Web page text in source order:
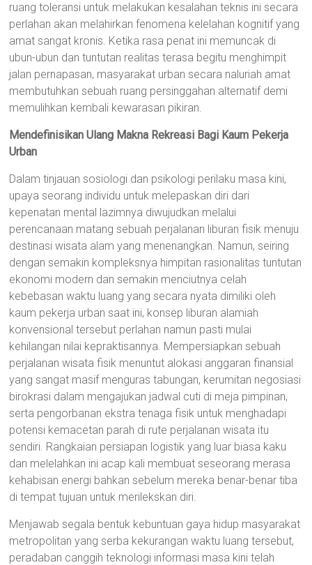
ruang toleransi untuk melakukan kesalahan teknis ini secara
perlahan akan melahirkan fenomena kelelahan kognitif yang
amat sangat kronis. Ketika rasa penat ini memuncak di
ubun-ubun dan tuntutan realitas terasa begitu menghimpit
jalan pernapasan, masyarakat urban secara naluriah amat
membutuhkan sebuah ruang persinggahan alternatif demi
memulihkan kembali kewarasan pikiran.
Mendefinisikan Ulang Makna Rekreasi Bagi Kaum Pekerja
Urban
Dalam tinjauan sosiologi dan psikologi perilaku masa kini,
upaya seorang individu untuk melepaskan diri dari
kepenatan mental lazimnya diwujudkan melalui
perencanaan matang sebuah perjalanan liburan fisik menuju
destinasi wisata alam yang menenangkan. Namun, seiring
dengan semakin kompleksnya himpitan rasionalitas tuntutan
ekonomi modern dan semakin menciutnya celah
kebebasan waktu luang yang secara nyata dimiliki oleh
kaum pekerja urban saat ini, konsep liburan alamiah
konvensional tersebut perlahan namun pasti mulai
kehilangan nilai kepraktisannya. Mempersiapkan sebuah
perjalanan wisata fisik menuntut alokasi anggaran finansial
yang sangat masif menguras tabungan, kerumitan negosiasi
birokrasi dalam mengajukan jadwal cuti di meja pimpinan,
serta pengorbanan ekstra tenaga fisik untuk menghadapi
potensi kemacetan parah di rute perjalanan wisata itu
sendiri. Rangkaian persiapan logistik yang luar biasa kaku
dan melelahkan ini acap kali membuat seseorang merasa
kehabisan energi bahkan sebelum mereka benar-benar tiba
di tempat tujuan untuk merilekskan diri.
Menjawab segala bentuk kebuntuan gaya hidup masyarakat
metropolitan yang serba kekurangan waktu luang tersebut,
peradaban canggih teknologi informasi masa kini telah